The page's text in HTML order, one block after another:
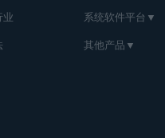
业 系统软件平台▼
其他产品▼